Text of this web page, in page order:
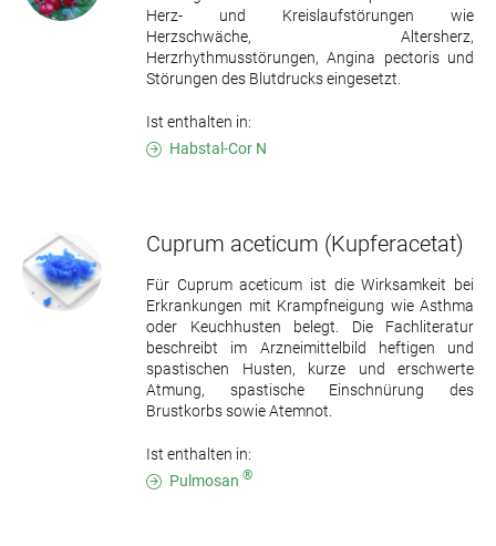
Herz- und Kreislaufstörungen wie
Herzschwäche, Altersherz,
Herzrhythmusstörungen, Angina pectoris und
Störungen des Blutdrucks eingesetzt.
Ist enthalten in:
Habstal-Cor N
Cuprum aceticum (Kupferacetat)
Für Cuprum aceticum ist die Wirksamkeit bei
Erkrankungen mit Krampfneigung wie Asthma
oder Keuchhusten belegt. Die Fachliteratur
beschreibt im Arzneimittelbild heftigen und
spastischen Husten, kurze und erschwerte
Atmung, spastische Einschnürung des
Brustkorbs sowie Atemnot.
Ist enthalten in:
Pulmosan ®